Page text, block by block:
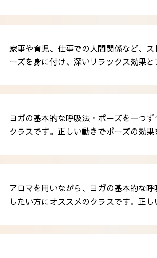
家事や育児、仕事での人間関係など、
ーズを身に付け、深いリラックス効果
ヨガの基本的な呼吸法・ポーズを一つ
クラスです。正しい動きでポーズの効果
アロマを用いながら、ヨガの基本的な
したい方にオススメのクラスです。正